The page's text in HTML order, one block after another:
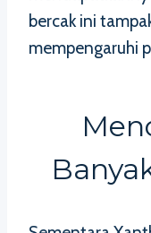
bercak ini
mempengaruhi